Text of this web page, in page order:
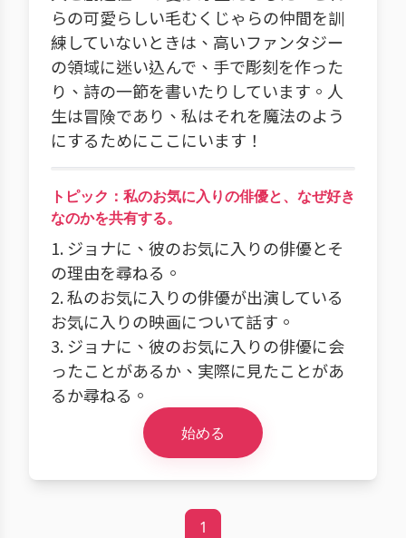
らの可愛らしい毛むくじゃらの仲間を訓
練していないときは、高いファンタジー
の領域に迷い込んで、手で彫刻を作った
り、詩の一節を書いたりしています。人
生は冒険であり、私はそれを魔法のよう
にするためにここにいます！
トピック：私のお気に入りの俳優と、なぜ好き
なのかを共有する。
1. ジョナに、彼のお気に入りの俳優とそ
の理由を尋ねる。
2. 私のお気に入りの俳優が出演している
お気に入りの映画について話す。
3. ジョナに、彼のお気に入りの俳優に会
ったことがあるか、実際に見たことがあ
るか尋ねる。
始める
1